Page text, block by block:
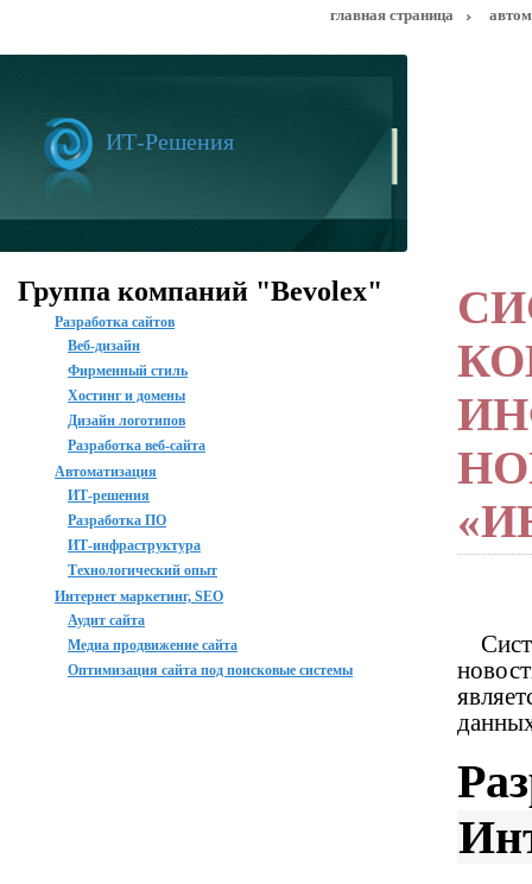
главная страница
ИТ-Решения
Группа компаний "Bevolex"
Разработка сайтов
Веб-дизайн
Фирменный стиль
Хостинг и домены
Дизайн логотипов
Разработка веб-сайта
Автоматизация
ИТ-решения
Разработка ПО
ИТ-инфраструктура
Технологический опыт
Интернет маркетинг, SEO
Аудит сайта
Медиа продвижение сайта
Оптимизация сайта под поисковые системы